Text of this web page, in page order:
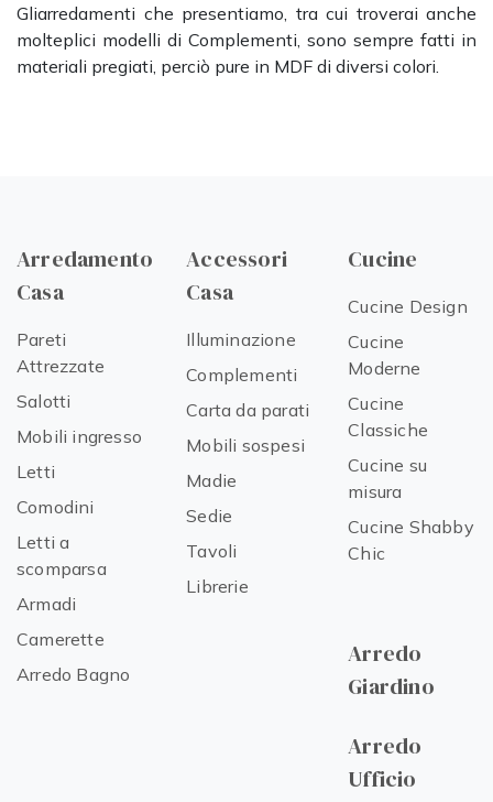
Gliarredamenti che presentiamo, tra cui troverai anche
molteplici modelli di Complementi, sono sempre fatti in
materiali pregiati, perciò pure in MDF di diversi colori.
Arredamento
Casa
Pareti
Attrezzate
Salotti
Mobili ingresso
Letti
Comodini
Letti a
scomparsa
Armadi
Camerette
Arredo Bagno
Accessori
Casa
Illuminazione
Complementi
Carta da parati
Mobili sospesi
Madie
Sedie
Tavoli
Librerie
Cucine
Cucine Design
Cucine
Moderne
Cucine
Classiche
Cucine su
misura
Cucine Shabby
Chic
Arredo
Giardino
Arredo
Ufficio